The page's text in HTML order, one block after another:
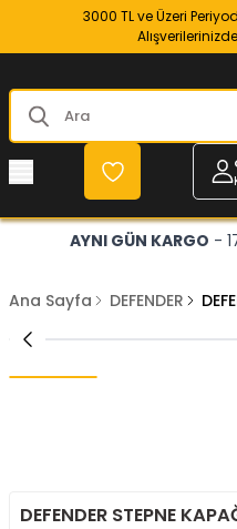
3000 TL ve Üzeri
Alışverilerinizde
AYNI GÜN KARGO -
Ana Sayfa DEFENDER
DEFENDER STEPNE